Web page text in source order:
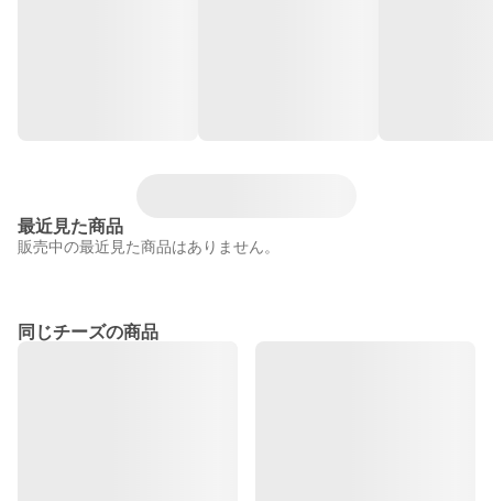
最近見た商品
販売中の最近見た商品はありません。
同じチーズの商品